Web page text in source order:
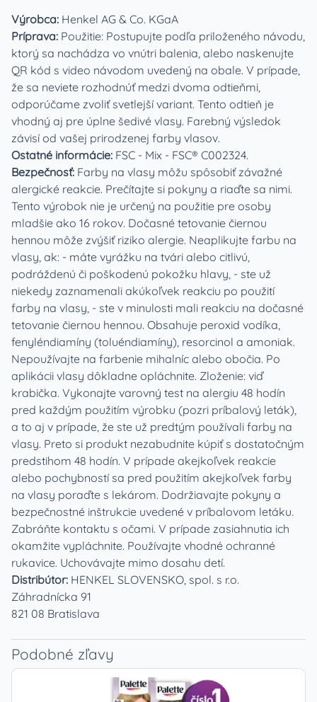
Výrobca: Henkel AG & Co. KGaA
Príprava: Použitie: Postupujte podľa priloženého návodu,
ktorý sa nachádza vo vnútri balenia, alebo naskenujte
QR kód s video návodom uvedený na obale. V prípade,
že sa neviete rozhodnúť medzi dvoma odtieňmi,
odporúčame zvoliť svetlejší variant. Tento odtieň je
vhodný aj pre úplne šedivé vlasy. Farebný výsledok
závisí od vašej prirodzenej farby vlasov.
Ostatné informácie: FSC - Mix - FSC® C002324.
Bezpečnosť: Farby na vlasy môžu spôsobiť závažné
alergické reakcie. Prečítajte si pokyny a riaďte sa nimi.
Tento výrobok nie je určený na použitie pre osoby
mladšie ako 16 rokov. Dočasné tetovanie čiernou
hennou môže zvýšiť riziko alergie. Neaplikujte farbu na
vlasy, ak: - máte vyrážku na tvári alebo citlivú,
podráždenú či poškodenú pokožku hlavy, - ste už
niekedy zaznamenali akúkoľvek reakciu po použití
farby na vlasy, - ste v minulosti mali reakciu na dočasné
tetovanie čiernou hennou. Obsahuje peroxid vodíka,
fenyléndiamíny (toluéndiamíny), resorcinol a amoniak.
Nepoužívajte na farbenie mihalníc alebo obočia. Po
aplikácii vlasy dôkladne opláchnite. Zloženie: viď
krabička. Vykonajte varovný test na alergiu 48 hodín
pred každým použitím výrobku (pozri príbalový leták),
a to aj v prípade, že ste už predtým používali farby na
vlasy. Preto si produkt nezabudnite kúpiť s dostatočným
predstihom 48 hodín. V prípade akejkoľvek reakcie
alebo pochybností sa pred použitím akejkoľvek farby
na vlasy poraďte s lekárom. Dodržiavajte pokyny a
bezpečnostné inštrukcie uvedené v príbalovom letáku.
Zabráňte kontaktu s očami. V prípade zasiahnutia ich
okamžite vypláchnite. Používajte vhodné ochranné
rukavice. Uchovávajte mimo dosahu detí.
Distribútor: HENKEL SLOVENSKO, spol. s r.o.
Záhradnícka 91
821 08 Bratislava
Podobné zľavy